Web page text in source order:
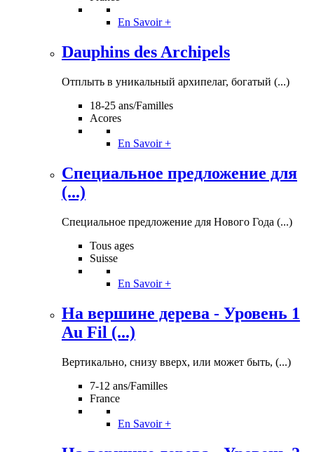
En Savoir +
Dauphins des Archipels
Отплыть в уникальный архипелаг, богатый (...)
18-25 ans/Familles
Acores
En Savoir +
Специальное предложение для
(...)
Специальное предложение для Нового Года (...)
Tous ages
Suisse
En Savoir +
На вершине дерева - Уровень 1
Au Fil (...)
Вертикально, снизу вверх, или может быть, (...)
7-12 ans/Familles
France
En Savoir +